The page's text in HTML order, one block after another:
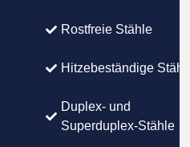
Rostfreie Stähle
Hitzebeständige Stähle
Duplex- und
Superduplex-Stähle